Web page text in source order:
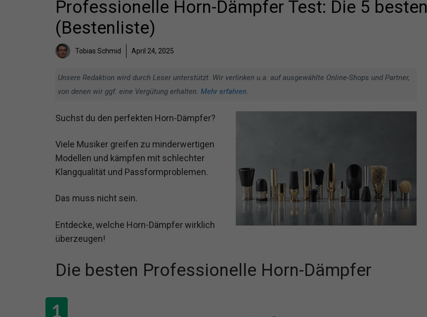
Professionelle Horn-Dämpfer Test: Die 5 besten
(Bestenliste)
Tobias Schmid April 24, 2025
Unsere Redaktion wird durch Leser unterstützt. Wir verlinken u.a. auf ausgewählte Online-Shops und Partner,
von denen wir ggf. eine Vergütung erhalten. Mehr erfahren.
Suchst du den perfekten Horn-Dämpfer?
Viele Musiker greifen zu minderwertigen
Modellen und kämpfen mit schlechter
Klangqualität und Passformproblemen.
Das muss nicht sein.
Entdecke, welche Horn-Dämpfer wirklich
überzeugen!
Die besten Professionelle Horn-Dämpfer